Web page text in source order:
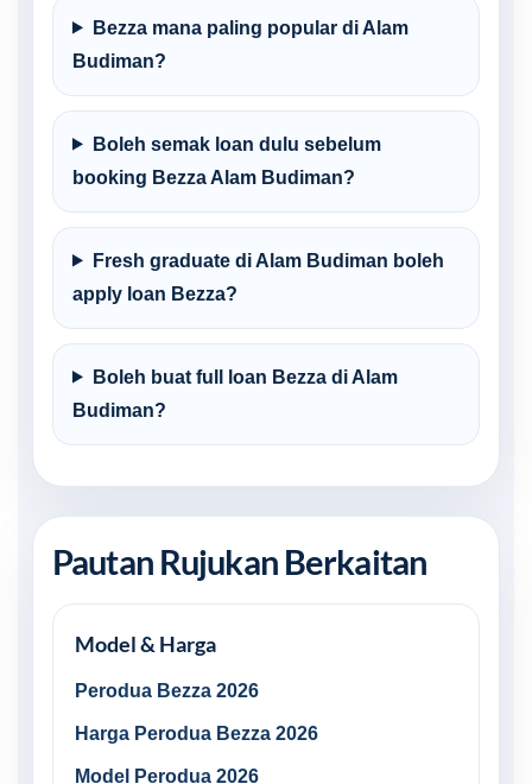
Bezza mana paling popular di Alam
Budiman?
Boleh semak loan dulu sebelum
booking Bezza Alam Budiman?
Fresh graduate di Alam Budiman boleh
apply loan Bezza?
Boleh buat full loan Bezza di Alam
Budiman?
Pautan Rujukan Berkaitan
Model & Harga
Perodua Bezza 2026
Harga Perodua Bezza 2026
Model Perodua 2026